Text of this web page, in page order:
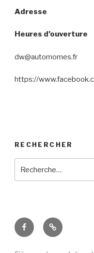
Adresse
Heures d’ouverture
dw@automomes.fr
https://
RECHERCHER
Facebook
E-
mail